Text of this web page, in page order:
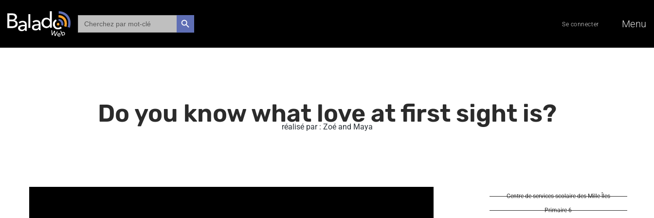
Search
for:
SEARCH BUTTON Se connecter Menu
Do you know what love at first sight is?
réalisé par : Zoé and Maya
Centre de services scolaire des Mille-Îles
Primaire 6